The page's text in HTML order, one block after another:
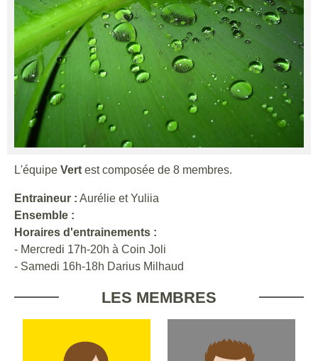
L'équipe Vert est composée de 8 membres.
Entraineur : Aurélie et Yuliia
Ensemble :
Horaires d'entrainements :
- Mercredi 17h-20h à Coin Joli
- Samedi 16h-18h Darius Milhaud
LES MEMBRES